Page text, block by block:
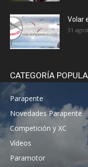
Volar
31
CATEGORÍA
Parapente
Novedades Parapente
Competición y XC
Vídeos
Paramotor